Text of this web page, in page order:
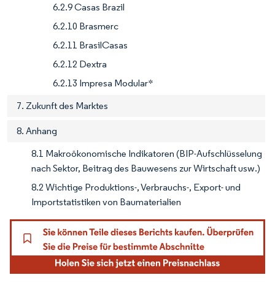
6.2.9 Casas Brazil
6.2.10 Brasmerc
6.2.11 BrasilCasas
6.2.12 Dextra
6.2.13 Impresa Modular*
7. Zukunft des Marktes
8. Anhang
8.1 Makroökonomische Indikatoren (BIP-Aufschlüsselung
nach Sektor, Beitrag des Bauwesens zur Wirtschaft usw.)
8.2 Wichtige Produktions-, Verbrauchs-, Export- und
Importstatistiken von Baumaterialien